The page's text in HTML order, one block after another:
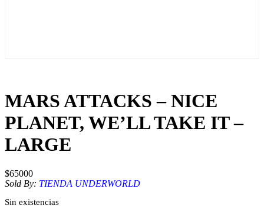
MARS ATTACKS – NICE
PLANET, WE’LL TAKE IT –
LARGE
$65000
Sold By: TIENDA UNDERWORLD
Sin existencias